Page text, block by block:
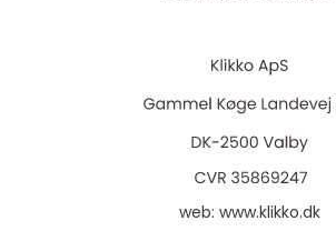
web: www.klikko.dk